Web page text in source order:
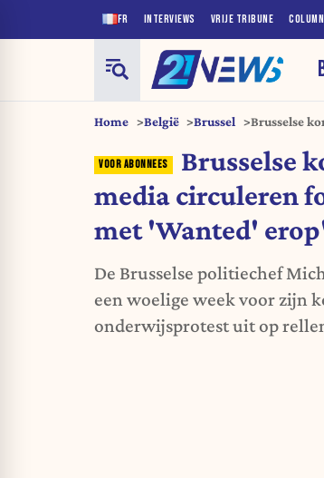
FR INTERVIEWS VRIJE TRIBUNE
Home België Brussel
Brusselse
Brusselse
media circuleren
met 'Wanted'
De Brusselse politiechef
een woelige week voor zijn
onderwijsprotest uit op